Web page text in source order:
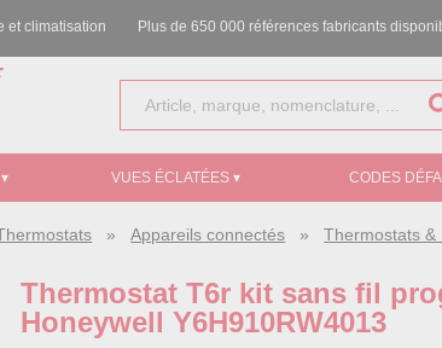
et climatisation Plus de 650 000 références fabricants
VUES ÉCLATÉES ▾ CODES
»Appareils connectés »Thermostats &
Thermostat T6r kit sans fil
Honeywell Y6H910RW4013